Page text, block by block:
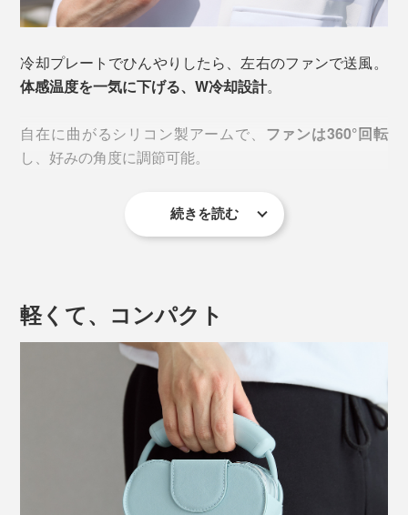
「Neck Band Fan COOLING」は、首に当たる部分に金
属製の冷却プレートを搭載。
電源をONにすると、瞬時にキンキンに冷えた缶ビール
並みの冷たさになり、肌に触れると約16℃まで一気に
冷却プレートでひんやりしたら、左右のファンで送風。
体感温度を一気に下げる、W冷却設計。
自在に曲がるシリコン製アームで、 ファンは360°回転
し、好みの角度に調節可能。
アームの長さも変えられるので、顔全体に、首に集中的
風を当てたい場所にピンポイントで送風
続きを読む
軽くて、コンパクト